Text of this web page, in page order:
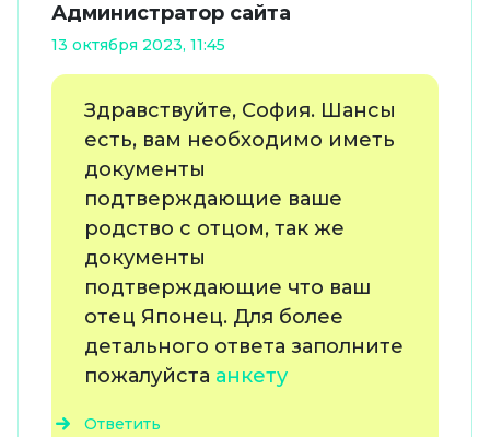
Администратор сайта
13 октября 2023, 11:45
Здравствуйте, София. Шансы
есть, вам необходимо иметь
документы
подтверждающие ваше
родство с отцом, так же
документы
подтверждающие что ваш
отец Японец. Для более
детального ответа заполните
пожалуйста анкету
Ответить